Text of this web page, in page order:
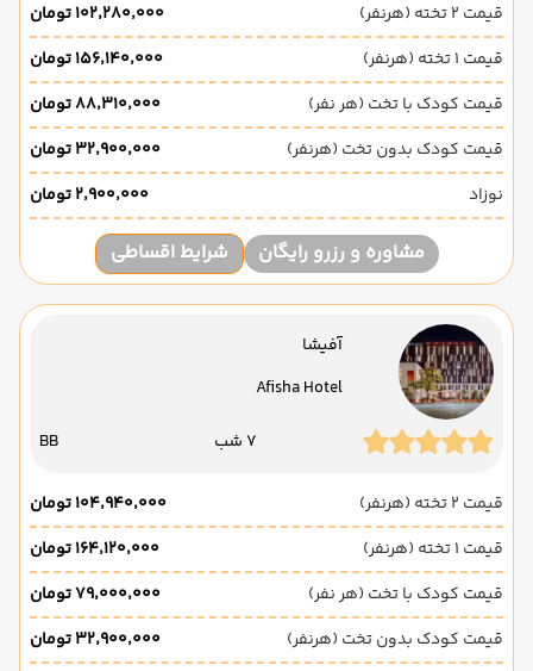
قیمت 2 تخته (هرنفر)
۱۰۲٬۲۸۰٬۰۰۰ تومان
قیمت 1 تخته (هرنفر)
۱۵۶٬۱۴۰٬۰۰۰ تومان
قیمت کودک با تخت (هر نفر)
۸۸٬۳۱۰٬۰۰۰ تومان
قیمت کودک بدون تخت (هرنفر)
۳۲٬۹۰۰٬۰۰۰ تومان
نوزاد
۲٬۹۰۰٬۰۰۰ تومان
مشاوره و رزرو رایگان شرایط اقساطی
آفیشا
Afisha Hotel
7 شب BB
قیمت 2 تخته (هرنفر)
۱۰۴٬۹۴۰٬۰۰۰ تومان
قیمت 1 تخته (هرنفر)
۱۶۴٬۱۲۰٬۰۰۰ تومان
قیمت کودک با تخت (هر نفر)
۷۹٬۰۰۰٬۰۰۰ تومان
قیمت کودک بدون تخت (هرنفر)
۳۲٬۹۰۰٬۰۰۰ تومان